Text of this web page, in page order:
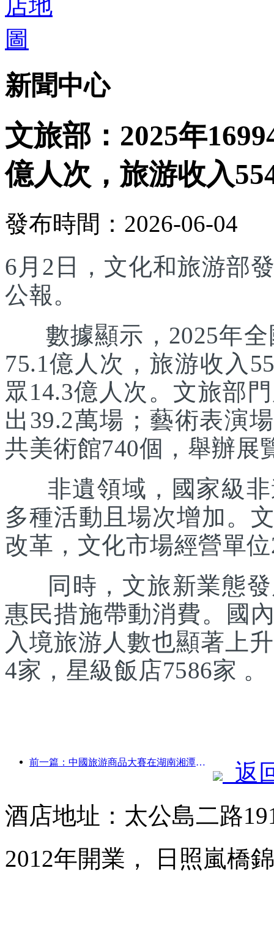
新聞中心
文旅部：2025年
億人次，旅游收入
發布時間：2026-06-04
6月2日，文化和旅游部
公報。
數據顯示，2025年全
75.1億人次，旅游收入
眾14.3億人次。文旅部
出39.2萬場；藝術表演
共美術館740個，舉辦展
非遺領域，國家級非
多種活動且場次增加。
改革，文化市場經營單
同時，文旅新業態發
惠民措施帶動消費。國
入境旅游人數也顯著上
4家，星級飯店7586家 。
前一篇：中國旅游商品大賽在湖南湘潭成功舉辦
返
酒店地址：太公島二路
2012年開業， 日照嵐